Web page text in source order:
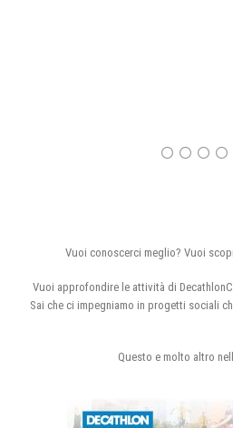
Vuoi conoscerci meglio? Vuoi
Vuoi approfondire le attività di
Sai che ci impegniamo in progetti sociali
Questo e molto altro